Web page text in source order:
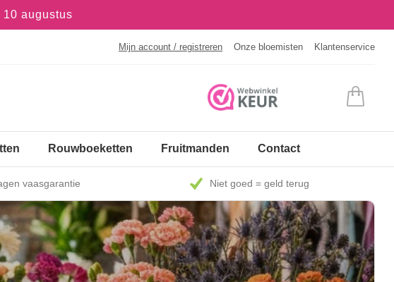
augustus
Mijn account / registreren Onze bloemisten Klantenservice
Rouwboeketten Fruitmanden Contact
vaasgarantie Niet goed = geld terug